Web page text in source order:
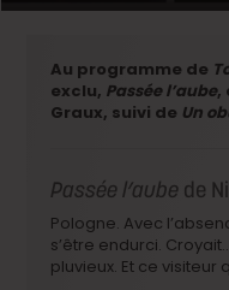
Au programme de
exclu, Passée l’aube,
Graux, suivi de Un
Passée l’aube de
Pologne. Avec
s’être endurci.
pluvieux. Et ce visiteur